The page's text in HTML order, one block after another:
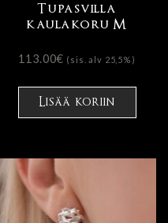
Tupasvilla
kaulakoru M
113.00€ (sis. alv 25,5%)
Lisää koriin
on